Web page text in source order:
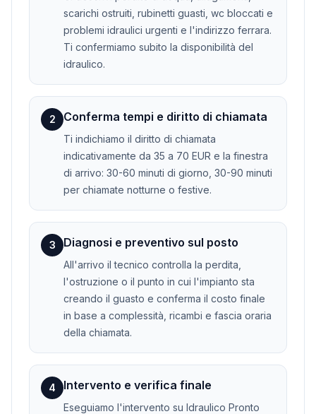
scarichi ostruiti, rubinetti guasti, wc bloccati e
problemi idraulici urgenti e l'indirizzo ferrara.
Ti confermiamo subito la disponibilità del
idraulico.
2 Conferma tempi e diritto di chiamata
Ti indichiamo il diritto di chiamata
indicativamente da 35 a 70 EUR e la finestra
di arrivo: 30-60 minuti di giorno, 30-90 minuti
per chiamate notturne o festive.
3 Diagnosi e preventivo sul posto
All'arrivo il tecnico controlla la perdita,
l'ostruzione o il punto in cui l'impianto sta
creando il guasto e conferma il costo finale
in base a complessità, ricambi e fascia oraria
della chiamata.
4 Intervento e verifica finale
Eseguiamo l'intervento su Idraulico Pronto